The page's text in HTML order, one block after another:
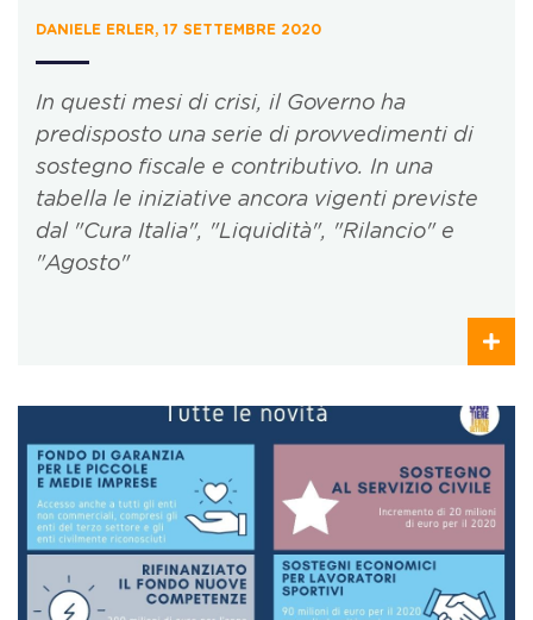
DANIELE ERLER, 17 SETTEMBRE 2020
In questi mesi di crisi, il Governo ha
predisposto una serie di provvedimenti di
sostegno fiscale e contributivo. In una
tabella le iniziative ancora vigenti previste
dal "Cura Italia", "Liquidità", "Rilancio" e
"Agosto"